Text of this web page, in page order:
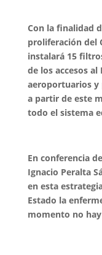
Con la finalidad
proliferación del
instalará 15
de los accesos
aeroportuarios y
a partir de este
todo el sistema
En conferencia
Ignacio Peralta
en esta
Estado la
momento no